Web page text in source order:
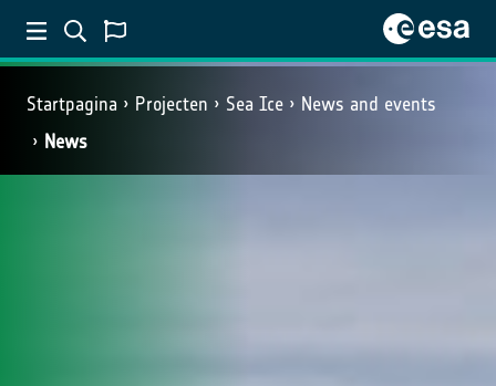
Startpagina Projecten Sea Ice
News and events
News